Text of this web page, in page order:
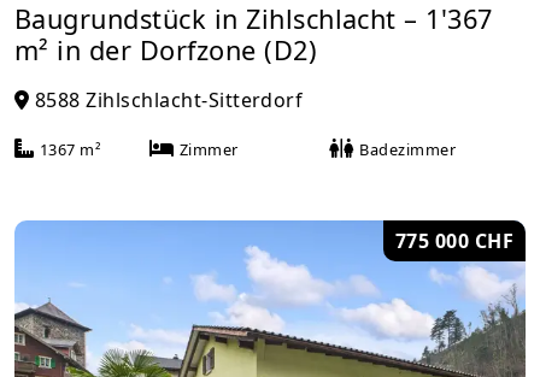
Baugrundstück in Zihlschlacht – 1'367
m² in der Dorfzone (D2)
8588 Zihlschlacht-Sitterdorf
1367 m² Zimmer Badezimmer
775 000 CHF